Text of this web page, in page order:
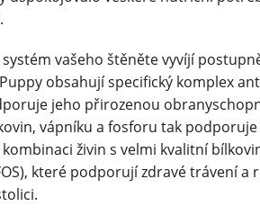
vašeho štěněte vyvíjí
obsahují specifický komplex
jeho přirozenou
vápníku a fosforu tak
živin s velmi kvalitní
které podporují zdravé trávení